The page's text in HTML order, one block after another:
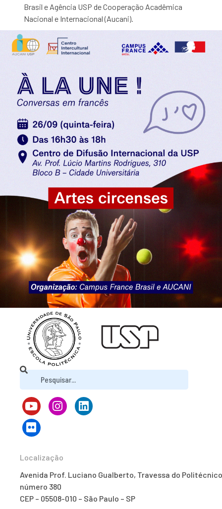
Brasil e Agência USP de Cooperação Acadêmica
Nacional e Internacional (Aucani).
Localização
Avenida Prof. Luciano Gualberto, Travessa do
número 380
CEP – 05508-010 – São Paulo – SP